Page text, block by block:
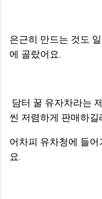
은근히 만드는 것도
에 골랐어요.
담터 꿀 유자차라는
씬 저렴하게 판매하길
어차피 유차청에 들
요.